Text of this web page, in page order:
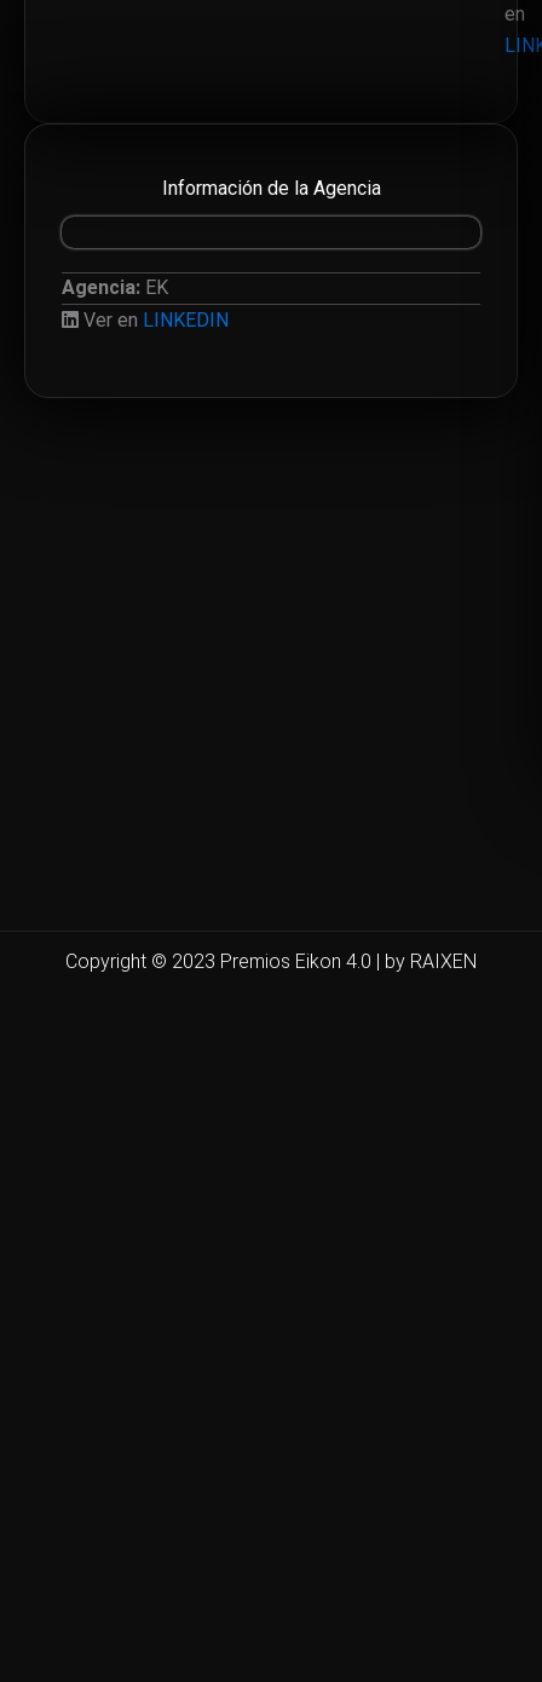
en
Información de la Agencia
Agencia: EK
Ver en LINKEDIN
Copyright © 2023 Premios Eikon 4.0 | by RAIXEN